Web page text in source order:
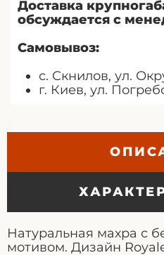
Доставка
обсуждается с
Самовывоз:
с. Скнилов, ул.
г. Киев, ул.
Натуральная махра с
мотивом. Дизайн